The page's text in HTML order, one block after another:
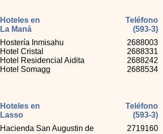
Teléfono
(593-3)
Hoteles en
La Maná
Hostería Inmisahu
Hotel Cristal
Hotel Residencial Aidita
Hotel Somagg
2688003
2688331
2688242
2688534
Hacienda San Augustin de
2719160
Hoteles en
Lasso
Teléfono
(593-3)